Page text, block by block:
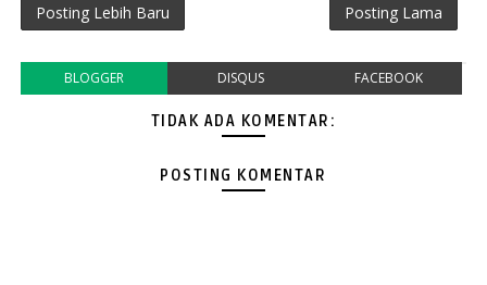
Posting Lebih Baru Posting Lama
BLOGGER DISQUS FACEBOOK
TIDAK ADA KOMENTAR:
POSTING KOMENTAR